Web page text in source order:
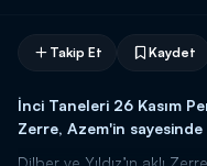
Takip Et Kaydet
İnci Taneleri 26 Kasım
Zerre, Azem'in
Dilber ve Yıldız’ın aklı